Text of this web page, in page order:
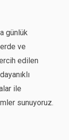
günlük
ve
edilen
ile
sunuyoruz.